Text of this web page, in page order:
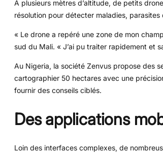
À plusieurs mètres d’altitude, de petits
résolution pour détecter maladies,
« Le drone a repéré une zone de mon
sud du Mali. « J’ai pu traiter rapidement et
Au Nigeria, la société Zenvus propose des
cartographier 50 hectares avec une
fournir des conseils ciblés.
Des applications
Loin des interfaces complexes, de